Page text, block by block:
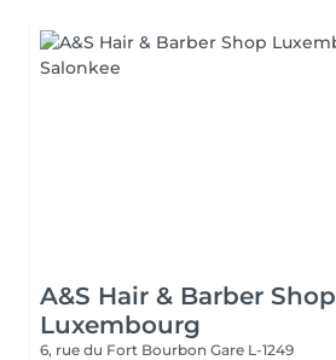
A&S Hair & Barber Shop
Luxembourg
6, rue du Fort Bourbon Gare L-1249